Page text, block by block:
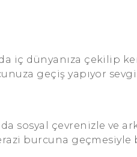
iç dünyanıza çekilip
geçiş yapıyor
sosyal çevrenizle ve
burcuna